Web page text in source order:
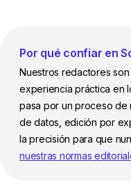
Por qué confiar en
Nuestros redactores
experiencia práctica en
pasa por un proceso de
de datos, edición por
la precisión para que
nuestras normas